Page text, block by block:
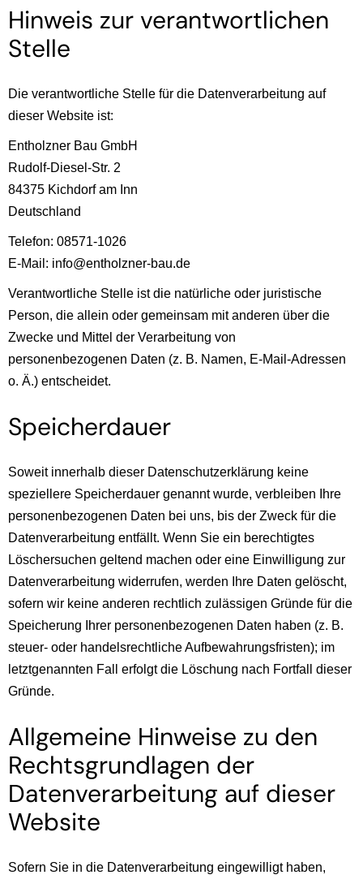
Hinweis zur verantwortlichen
Stelle
Die verantwortliche Stelle für die Datenverarbeitung auf
dieser Website ist:
Entholzner Bau GmbH
Rudolf-Diesel-Str. 2
84375 Kichdorf am Inn
Deutschland
Telefon: 08571-1026
E-Mail: info@entholzner-bau.de
Verantwortliche Stelle ist die natürliche oder juristische
Person, die allein oder gemeinsam mit anderen über die
Zwecke und Mittel der Verarbeitung von
personenbezogenen Daten (z. B. Namen, E-Mail-Adressen
o. Ä.) entscheidet.
Speicherdauer
Soweit innerhalb dieser Datenschutzerklärung keine
speziellere Speicherdauer genannt wurde, verbleiben Ihre
personenbezogenen Daten bei uns, bis der Zweck für die
Datenverarbeitung entfällt. Wenn Sie ein berechtigtes
Löschersuchen geltend machen oder eine Einwilligung zur
Datenverarbeitung widerrufen, werden Ihre Daten gelöscht,
sofern wir keine anderen rechtlich zulässigen Gründe für die
Speicherung Ihrer personenbezogenen Daten haben (z. B.
steuer- oder handelsrechtliche Aufbewahrungsfristen); im
letztgenannten Fall erfolgt die Löschung nach Fortfall dieser
Gründe.
Allgemeine Hinweise zu den
Rechtsgrundlagen der
Datenverarbeitung auf dieser
Website
Sofern Sie in die Datenverarbeitung eingewilligt haben,